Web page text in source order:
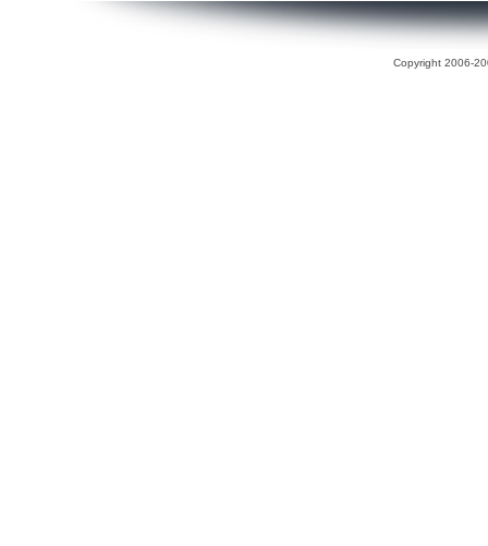
Copyright 2006-